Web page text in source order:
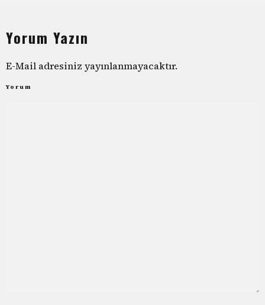
Yorum Yazın
E-Mail adresiniz yayınlanmayacaktır.
Yorum